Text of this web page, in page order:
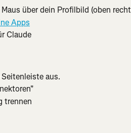
über dein Profilbild (oben
Apps
Claude
aus.
trennen